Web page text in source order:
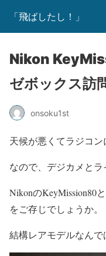
「飛ばしたし！」
Nikon
ゼボックス訪
onsoku1st
天候が悪くてラジコン
なので、デジカメとラ
NikonのKeyMission80
をご存じでしょうか。
結構レアモデルなんで